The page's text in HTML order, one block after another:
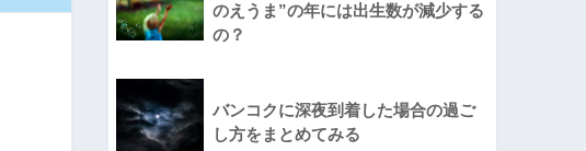
のえうま”の年には出生数が減少する
の？
バンコクに深夜到着した場合の過ご
し方をまとめてみる